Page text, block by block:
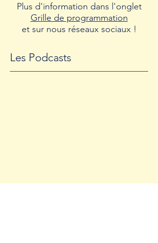
Plus d'information dans l'onglet
Grille de programmation
et sur nous réseaux sociaux !
Les Podcasts